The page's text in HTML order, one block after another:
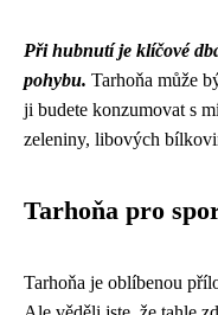
Při hubnutí je klíčové
pohybu. Tarhoňa může
ji budete konzumovat s
zeleniny, libových
Tarhoňa pro
Tarhoňa je oblíbenou